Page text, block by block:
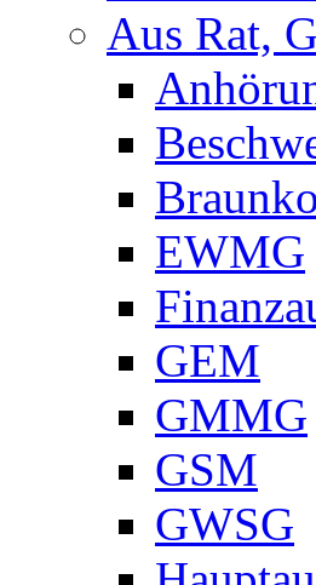
Aus Rat,
EWMG
GEM
GMMG
GSM
GWSG